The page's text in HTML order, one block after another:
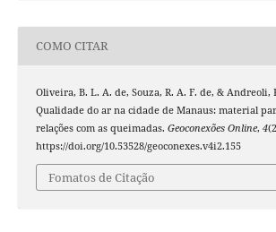
COMO CITAR
Oliveira, B. L. A. de, Souza, R. A. F. de, & Andreoli,
Qualidade do ar na cidade de Manaus: material
relações com as queimadas. Geoconexões Online, 4
https://doi.org/10.53528/geoconexes.v4i2.155
Fomatos de Citação